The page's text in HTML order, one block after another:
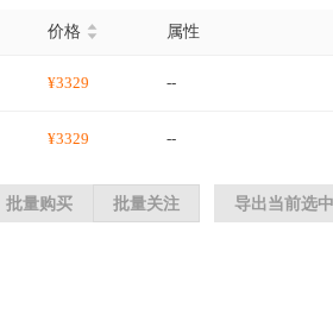
价格 属性
¥3329 --
¥3329 --
批量购买 批量关注 导出当前选中